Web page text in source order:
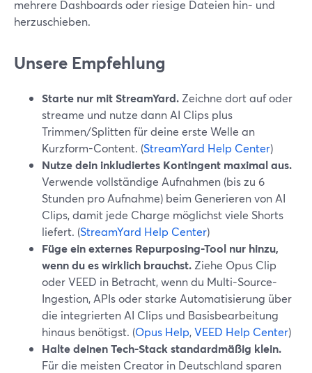
mehrere Dashboards oder riesige Dateien hin- und
herzuschieben.
Unsere Empfehlung
Starte nur mit StreamYard. Zeichne dort auf oder
streame und nutze dann AI Clips plus
Trimmen/Splitten für deine erste Welle an
Kurzform-Content. (StreamYard Help Center)
Nutze dein inkludiertes Kontingent maximal aus.
Verwende vollständige Aufnahmen (bis zu 6
Stunden pro Aufnahme) beim Generieren von AI
Clips, damit jede Charge möglichst viele Shorts
liefert. (StreamYard Help Center)
Füge ein externes Repurposing-Tool nur hinzu,
wenn du es wirklich brauchst. Ziehe Opus Clip
oder VEED in Betracht, wenn du Multi-Source-
Ingestion, APIs oder starke Automatisierung über
die integrierten AI Clips und Basisbearbeitung
hinaus benötigst. (Opus Help,VEED Help Center)
Halte deinen Tech-Stack standardmäßig klein.
Für die meisten Creator in Deutschland sparen